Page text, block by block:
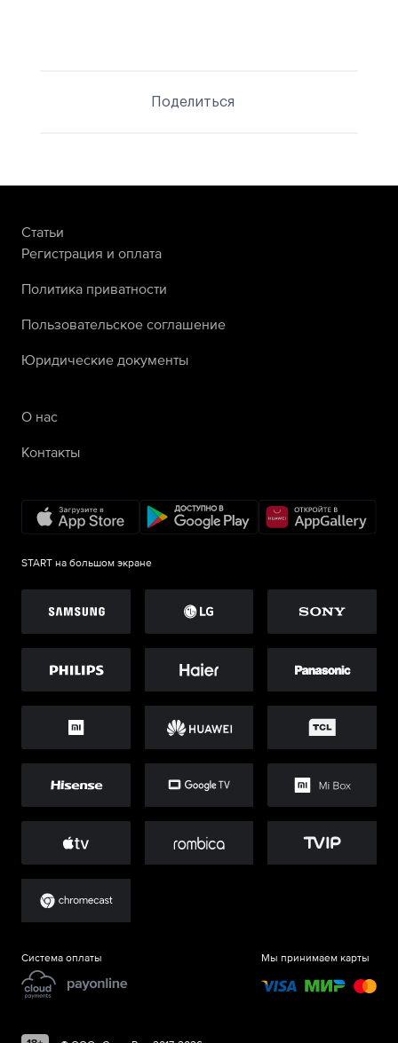
Поделиться
Статьи
Регистрация и оплата
Политика приватности
Пользовательское соглашение
Юридические документы
О нас
Контакты
START на большом экране
Система оплаты Мы принимаем карты